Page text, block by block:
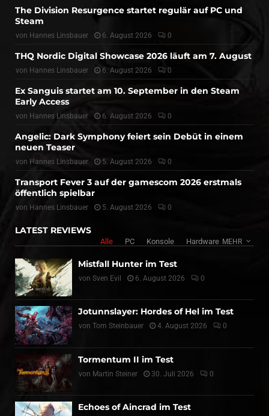
The Division Resurgence startet regulär auf PC und
Steam
von Hannes Linsbauer 6. August 2026 0
THQ Nordic Digital Showcase 2026 läuft am 7. August
von Hannes Linsbauer 6. August 2026 0
Ex Sanguis startet am 10. September in den Steam
Early Access
von Hannes Linsbauer 6. August 2026 0
Angelic: Dark Symphony feiert sein Debüt in einem
neuen Teaser
von Hannes Linsbauer 5. August 2026 0
Transport Fever 3 auf der gamescom 2026 erstmals
öffentlich spielbar
von Hannes Linsbauer 5. August 2026 0
LATEST REVIEWS
Alle PC Konsole Hardware MEHR
Mistfall Hunter im Test
von Sven Evil 6. August 2026 0
Jotunnslayer: Hordes of Hel im Test
von Tom Steinbauer 4. August 2026 0
Tormentum II im Test
von Martin Steiner 30. Juli 2026 0
Echoes of Aincrad im Test